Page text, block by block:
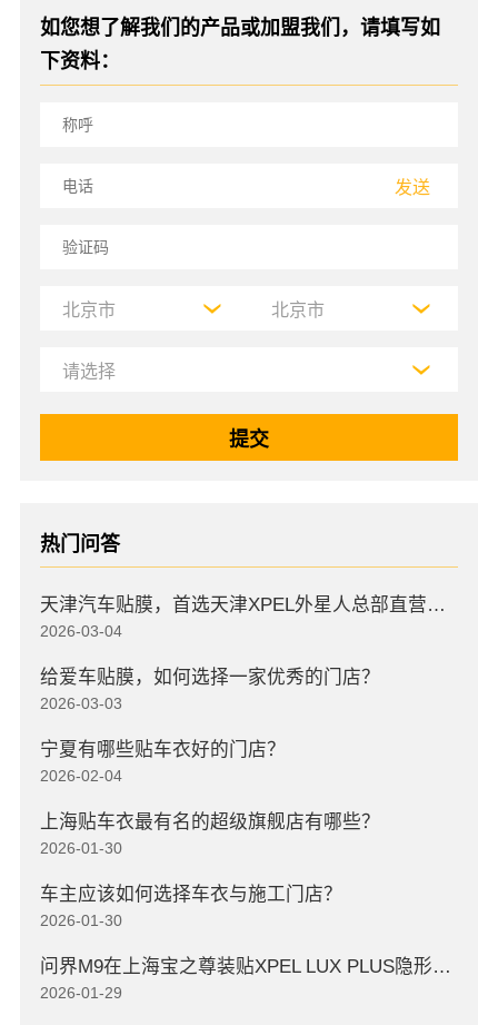
如您想了解我们的产品或加盟我们，请填写如
下资料：
发送
热门问答
天津汽车贴膜，首选天津XPEL外星人总部直营店，高口碑店
2026-03-04
给爱车贴膜，如何选择一家优秀的门店？
2026-03-03
宁夏有哪些贴车衣好的门店？
2026-02-04
上海贴车衣最有名的超级旗舰店有哪些？
2026-01-30
车主应该如何选择车衣与施工门店？
2026-01-30
问界M9在上海宝之尊装贴XPEL LUX PLUS隐形车衣
2026-01-29